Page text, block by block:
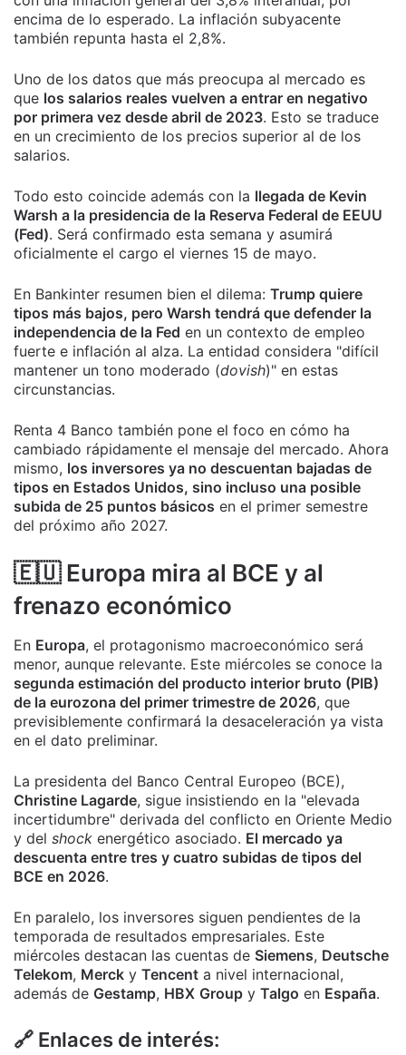
encima de lo esperado. La inflación subyacente
también repunta hasta el 2,8%.
Uno de los datos que más preocupa al mercado es
que los salarios reales vuelven a entrar en negativo
por primera vez desde abril de 2023. Esto se traduce
en un crecimiento de los precios superior al de los
salarios.
Todo esto coincide además con la llegada de Kevin
Warsh a la presidencia de la Reserva Federal de EEUU
(Fed). Será confirmado esta semana y asumirá
oficialmente el cargo el viernes 15 de mayo.
En Bankinter resumen bien el dilema: Trump quiere
tipos más bajos, pero Warsh tendrá que defender la
independencia de la Fed en un contexto de empleo
fuerte e inflación al alza. La entidad considera "difícil
mantener un tono moderado (dovish)" en estas
circunstancias.
Renta 4 Banco también pone el foco en cómo ha
cambiado rápidamente el mensaje del mercado. Ahora
mismo, los inversores ya no descuentan bajadas de
tipos en Estados Unidos, sino incluso una posible
subida de 25 puntos básicos en el primer semestre
del próximo año 2027.
🇪🇺 Europa mira al BCE y al
frenazo económico
En Europa, el protagonismo macroeconómico será
menor, aunque relevante. Este miércoles se conoce la
segunda estimación del producto interior bruto (PIB)
de la eurozona del primer trimestre de 2026, que
previsiblemente confirmará la desaceleración ya vista
en el dato preliminar.
La presidenta del Banco Central Europeo (BCE),
Christine Lagarde, sigue insistiendo en la "elevada
incertidumbre" derivada del conflicto en Oriente Medio
y del shock energético asociado. El mercado ya
descuenta entre tres y cuatro subidas de tipos del
BCE en 2026.
En paralelo, los inversores siguen pendientes de la
temporada de resultados empresariales. Este
miércoles destacan las cuentas de Siemens, Deutsche
Telekom, Merck y Tencent a nivel internacional,
además de Gestamp, HBX Group y Talgo en España.
🔗 Enlaces de interés: